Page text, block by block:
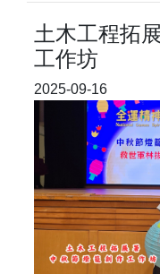
土木工程拓
工作坊
2025-09-16